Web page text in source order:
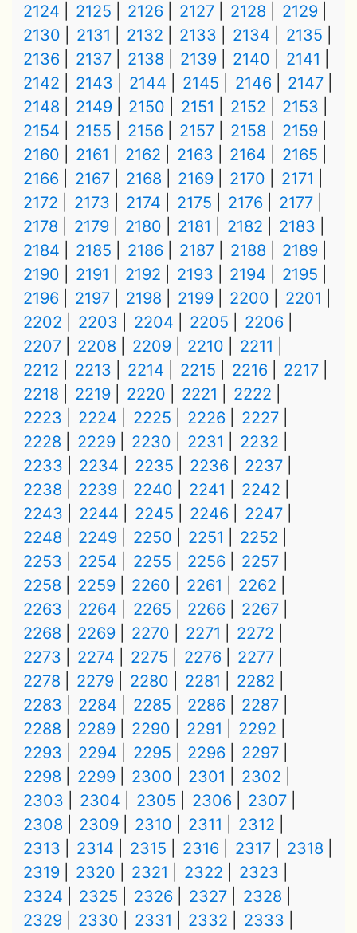
2124 2125 2126 2127 2128
2129
2130
2131 2132 2133 2134
2135
2136
2137 2138 2139 2140
2141
2142
2143 2144 2145 2146
2147
2148
2149 2150 2151 2152
2153
2154
2155 2156 2157 2158
2159
2160
2161 2162 2163 2164
2165
2166
2167 2168 2169 2170
2171
2172
2173 2174 2175 2176
2177
2178
2179 2180 2181 2182
2183
2184
2185 2186 2187 2188
2189
2190
2191 2192 2193 2194
2195
2196
2197 2198 2199 2200
2201
2202
2203 2204 2205
2206
2207
2208 2209 2210
2211
2212
2213 2214 2215 2216
2217
2218
2219 2220 2221
2222
2223
2224 2225 2226
2227
2228
2229 2230 2231
2232
2233
2234 2235 2236
2237
2238
2239 2240 2241
2242
2243
2244 2245 2246
2247
2248
2249 2250 2251
2252
2253
2254 2255 2256
2257
2258
2259 2260 2261
2262
2263
2264 2265 2266
2267
2268
2269 2270 2271
2272
2273
2274 2275 2276
2277
2278
2279 2280 2281
2282
2283
2284 2285 2286
2287
2288
2289 2290 2291
2292
2293
2294 2295 2296
2297
2298
2299 2300 2301
2302
2303
2304 2305 2306
2307
2308
2309 2310 2311
2312
2313
2314 2315 2316 2317
2318
2319
2320 2321 2322
2323
2324
2325 2326 2327
2328
2329
2330 2331 2332
2333